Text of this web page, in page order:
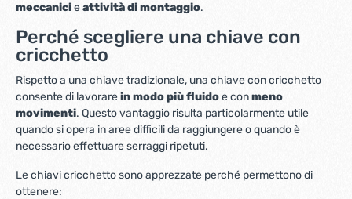
meccanicieattività di montaggio.
Perché scegliere una chiave con
cricchetto
Rispetto a una chiave tradizionale, una chiave con cricchetto
consente di lavorarein modo più fluidoe conmeno
movimenti. Questo vantaggio risulta particolarmente utile
quando si opera in aree difficili da raggiungere o quando è
necessario effettuare serraggi ripetuti.
Le chiavi cricchetto sono apprezzate perché permettono di
ottenere: